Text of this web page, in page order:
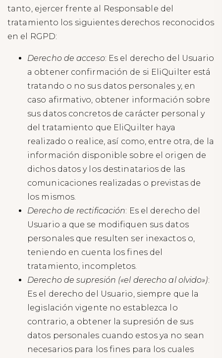
tanto, ejercer frente al Responsable del
tratamiento los siguientes derechos reconocidos
en el RGPD:
Derecho de acceso: Es el derecho del Usuario
a obtener confirmación de si EliQuilter está
tratando o no sus datos personales y, en
caso afirmativo, obtener información sobre
sus datos concretos de carácter personal y
del tratamiento que EliQuilter haya
realizado o realice, así como, entre otra, de la
información disponible sobre el origen de
dichos datos y los destinatarios de las
comunicaciones realizadas o previstas de
los mismos.
Derecho de rectificación: Es el derecho del
Usuario a que se modifiquen sus datos
personales que resulten ser inexactos o,
teniendo en cuenta los fines del
tratamiento, incompletos.
Derecho de supresión («el derecho al olvido»):
Es el derecho del Usuario, siempre que la
legislación vigente no establezca lo
contrario, a obtener la supresión de sus
datos personales cuando estos ya no sean
necesarios para los fines para los cuales